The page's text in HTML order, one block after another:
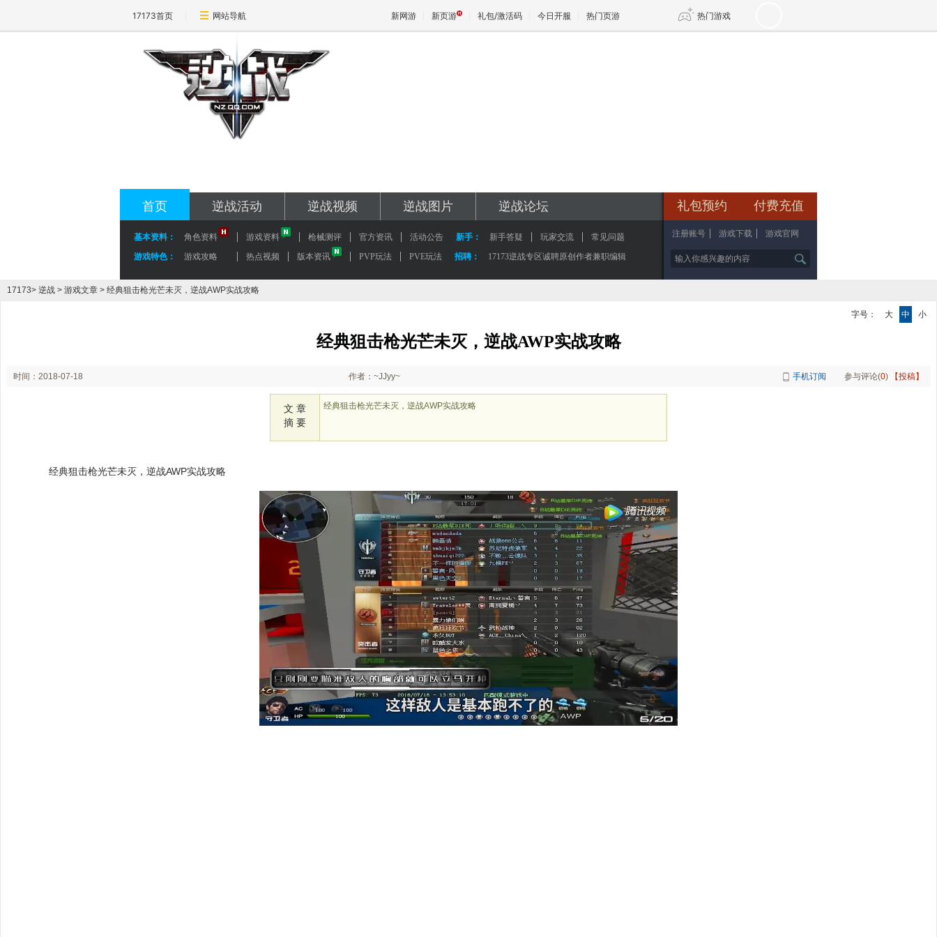
17173首页 网站导航 新网游 新页游 礼包/激活码 今日开服 热门页游 热门游戏
礼包预约 付费充值
注册账号 游戏下载 游戏官网
首页 逆战活动 逆战视频 逆战图片 逆战论坛
基本资料： 角色资料 游戏资料 枪械测评 官方资讯 活动公告 新手： 新手答疑 玩家交流
常见问题
游戏特色：
游戏攻略 热点视频 版本资讯 PVP玩法 PVE玩法 招聘： 17173逆战专区诚聘原创作者兼职编辑
17173> 逆战 > 游戏文章 > 经典狙击枪光芒未灭，逆战AWP实战攻略
字号： 大 中 小
经典狙击枪光芒未灭，逆战AWP实战攻略
时间：2018-07-18 作者：~JJyy~ 手机订阅 参与评论(0) 【投稿】
文 章
摘 要
经典狙击枪光芒未灭，逆战AWP实战攻略
经典狙击枪光芒未灭，逆战AWP实战攻略